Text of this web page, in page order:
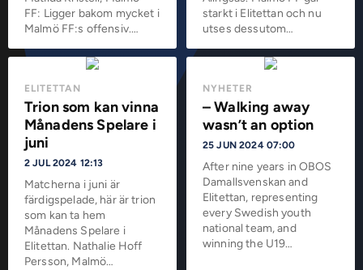
FF: Ligger bakom mycket i
Malmö FF:s offensiv.…
starkt i Elitettan och nu
utses dessutom…
ELITETTAN
Trion som kan vinna
Månadens Spelare i
juni
2 JUL 2024 12:13
Matcherna i juni är
färdigspelade, här är trion
som kan ta hem
Månadens Spelare i
Elitettan. Nathalie Hoff
Persson, Malmö…
NYHETER
– Walking away
wasn’t an option
25 JUN 2024 07:00
After nine years in OBOS
Damallsvenskan and
Elitettan, representing
every Swedish youth
national team, and
winning the U19…